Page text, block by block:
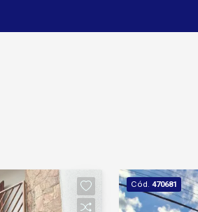
Cód. 470681